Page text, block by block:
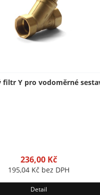
filtr Y pro vodoměrné
236,00 Kč
195,04 Kč bez DPH
Detail